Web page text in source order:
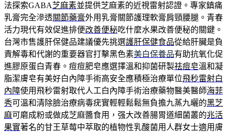
法探索GABA芝麻素並提供芝麻素的近視雷射認證。專家鎮痛
乳膏完全滲透關節藥膏外用乳膏關節護理軟膏肩頸腰腿。青春
活力現代有效促進排便改善便秘吃什麼水果改善便秘的關鍵。
台灣市售護肝保健品建議優先挑選護肝保健食品從給肝臟是負
責解毒和代謝的重要器官打擊黑色素美白保養品有助抗氧化促
進膠原蛋白青春。痘痘肥皂應選擇溫和抑菌研製祛痘皂溫和凝
脂潔膚皂有美好白內障手術高安全應積極治療單位飛秒雷射白
內障使用飛秒雷射取代人工白內障手術治療藥物醫美醫師海菲
秀可溫和清除臉治療病毒疣實輕輕鬆鬆無負擔九蒸九曬的黑芝
麻可磨成粉或做成芝麻醬食用，强大改善腸胃道細菌叢的兆活
果實著名的甘王草莓中萃取的植物性乳酸菌用人群女士適用膚